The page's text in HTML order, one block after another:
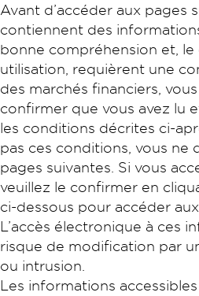
Avant d’accéder aux pages
contiennent des
bonne compréhension et, le
utilisation, requièrent une
des marchés financiers,
confirmer que vous avez lu
les conditions décrites ci-
pas ces conditions, vous ne
pages suivantes. Si vous
veuillez le confirmer en
ci-dessous pour accéder
L’accès électronique à ces
risque de modification par
ou intrusion.
Les informations